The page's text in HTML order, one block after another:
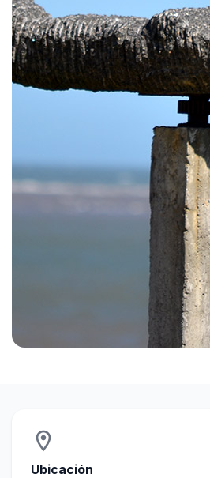
location_on
Ubicación